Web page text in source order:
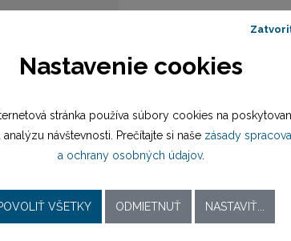
spona
5030D
Nastavenie cookies
stránka používa súbory cookies na
analýzu návštevnosti. Prečítajte si naše zásady
a ochrany osobných údajov.
VŠETKY ODMIETNUŤ NASTAVIŤ...